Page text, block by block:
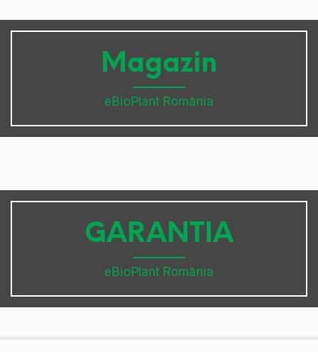
Magazin
eBioPlant România
GARANTIA
eBioPlant România